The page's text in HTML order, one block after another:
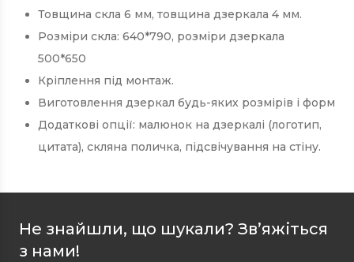
Товщина скла 6 мм, товщина дзеркала 4 мм.
Розміри скла: 640*790, розміри дзеркала
500*650
Кріплення під монтаж.
Виготовлення дзеркал будь-яких розмірів і форм
Додаткові опції: малюнок на дзеркалі (логотип,
цитата), скляна поличка, підсвічування на стіну.
Не знайшли, що шукали? Зв’яжіться
з нами!